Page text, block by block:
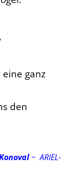
ganz
den
~ ARIEL-